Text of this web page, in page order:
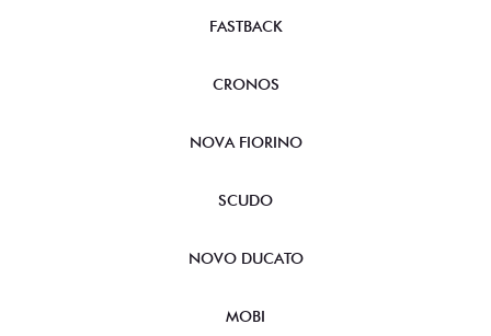
FASTBACK
CRONOS
NOVA FIORINO
SCUDO
NOVO DUCATO
MOBI